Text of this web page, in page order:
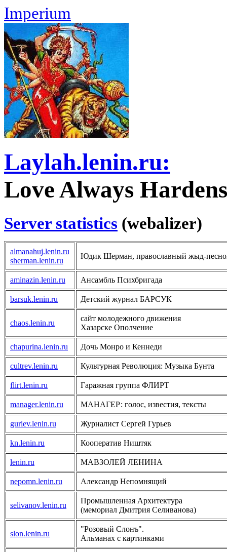
Imperium
Laylah.lenin.ru:
Love Always
Server statistics (webalizer)
almanahuj.lenin.ru
sherman.lenin.ru
Юдик Шерман, православный жыд-
aminazin.lenin.ru Ансамбль Психбригада
barsuk.lenin.ru Детский журнал БАРСУК
chaos.lenin.ru
сайт молодежного движения
Хазарске Ополчение
chapurina.lenin.ru Дочь Монро и Кеннеди
cultrev.lenin.ru Культурная Революция: Музыка Бунта
flirt.lenin.ru Гаражная группа ФЛИРТ
manager.lenin.ru МАНАГЕР: голос, известия, тексты
guriev.lenin.ru Журналист Сергей Гурьев
kn.lenin.ru Кооператив Ништяк
lenin.ru МАВЗОЛЕЙ ЛЕНИНА
nepomn.lenin.ru Александр Непомнящий
selivanov.lenin.ru
Промышленная Архитектура
(мемориал Дмитрия Селиванова)
slon.lenin.ru
"Розовый Слонъ".
Альманах с картинками